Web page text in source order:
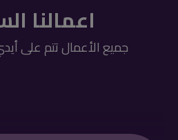
اعمالنا
جميع الأعمال تتم على